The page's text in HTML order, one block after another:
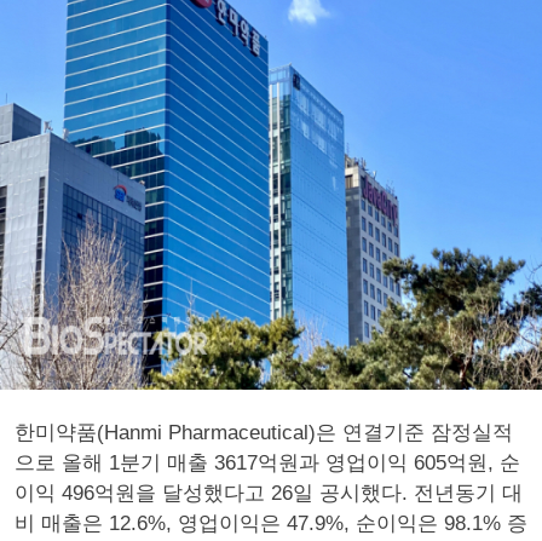
한미약품(Hanmi Pharmaceutical)은 연결기준 잠정실적
으로 올해 1분기 매출 3617억원과 영업이익 605억원, 순
이익 496억원을 달성했다고 26일 공시했다. 전년동기 대
비 매출은 12.6%, 영업이익은 47.9%, 순이익은 98.1% 증